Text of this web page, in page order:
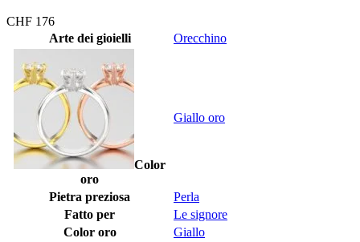
CHF 176
Arte dei gioielli
Orecchino
Color
oro
Giallo oro
Pietra preziosa
Perla
Fatto per
Le signore
Color oro
Giallo